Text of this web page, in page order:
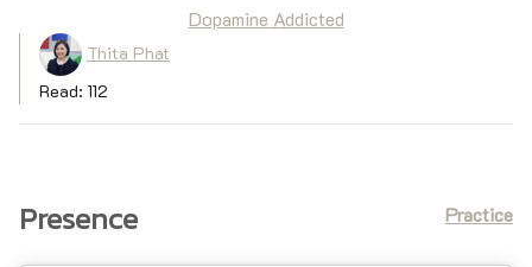
Dopamine Addicted
Thita Phat
Read: 112
Presence Practice